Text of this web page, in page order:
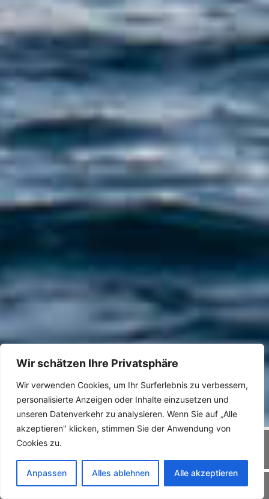
Wir schätzen Ihre Privatsphäre
Wir verwenden Cookies, um Ihr Surferlebnis zu verbessern,
personalisierte Anzeigen oder Inhalte einzusetzen und
unseren Datenverkehr zu analysieren. Wenn Sie auf „Alle
akzeptieren" klicken, stimmen Sie der Anwendung von
Cookies zu.
Anpassen Alles ablehnen Alle akzeptieren
PARTNER